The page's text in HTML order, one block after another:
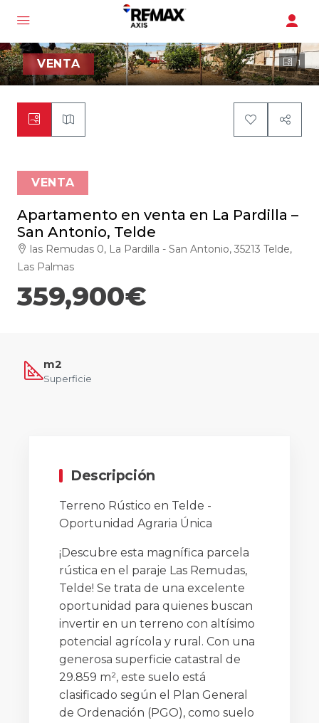
1
VENTA
VENTA
Apartamento en venta en La Pardilla –
San Antonio, Telde
las Remudas 0, La Pardilla - San Antonio, 35213 Telde,
Las Palmas
359,900€
m2
Superficie
Descripción
Terreno Rústico en Telde -
Oportunidad Agraria Única
¡Descubre esta magnífica parcela
rústica en el paraje Las Remudas,
Telde! Se trata de una excelente
oportunidad para quienes buscan
invertir en un terreno con altísimo
potencial agrícola y rural. Con una
generosa superficie catastral de
29.859 m², este suelo está
clasificado según el Plan General
de Ordenación (PGO), como suelo